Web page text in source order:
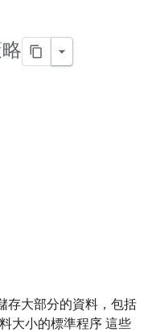
存大部分的資料，包括
大小的標準程序 這些